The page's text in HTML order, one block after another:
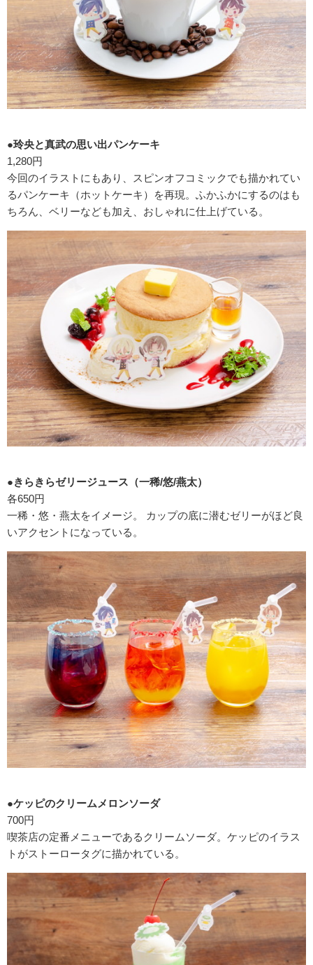
●玲央と真武の思い出パンケーキ
1,280円
今回のイラストにもあり、スピンオフコミックでも描かれてい
るパンケーキ（ホットケーキ）を再現。ふかふかにするのはも
ちろん、ベリーなども加え、おしゃれに仕上げている。
●きらきらゼリージュース（一稀/悠/燕太）
各650円
一稀・悠・燕太をイメージ。 カップの底に潜むゼリーがほど良
いアクセントになっている。
●ケッピのクリームメロンソーダ
700円
喫茶店の定番メニューであるクリームソーダ。ケッピのイラス
トがストーロータグに描かれている。